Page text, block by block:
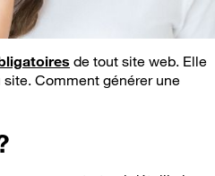
de tout site web. Elle
Comment générer une